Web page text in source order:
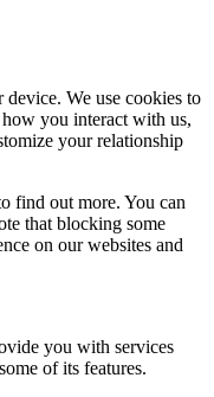
device. We use cookies to
you interact with us,
your relationship
find out more. You can
that blocking some
on our websites and
you with services
of its features.